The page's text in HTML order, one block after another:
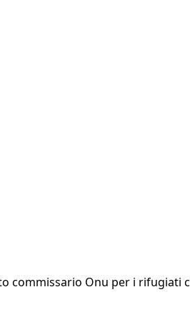
commissario Onu per i rifugiati